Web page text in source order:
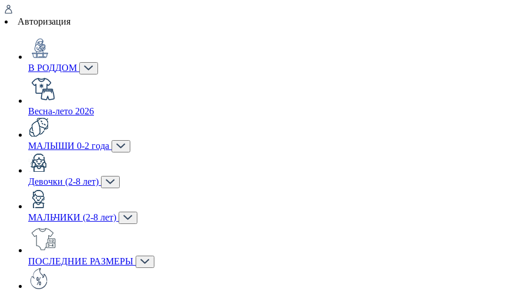
Авторизация
В РОДДОМ
Весна-лето 2026
МАЛЫШИ 0-2 года
Девочки (2-8 лет)
МАЛЬЧИКИ (2-8 лет)
ПОСЛЕДНИЕ РАЗМЕРЫ